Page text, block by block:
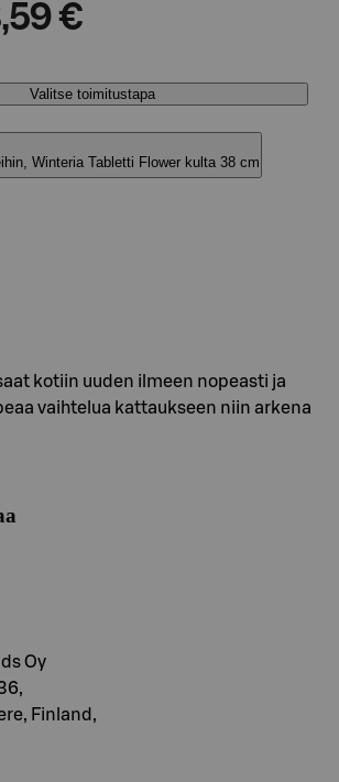
€
Valitse toimitustapa
Winteria Tabletti Flower kulta 38 cm
kotiin uuden ilmeen nopeasti ja
vaihtelua kattaukseen niin arkena
Oy
Finland,